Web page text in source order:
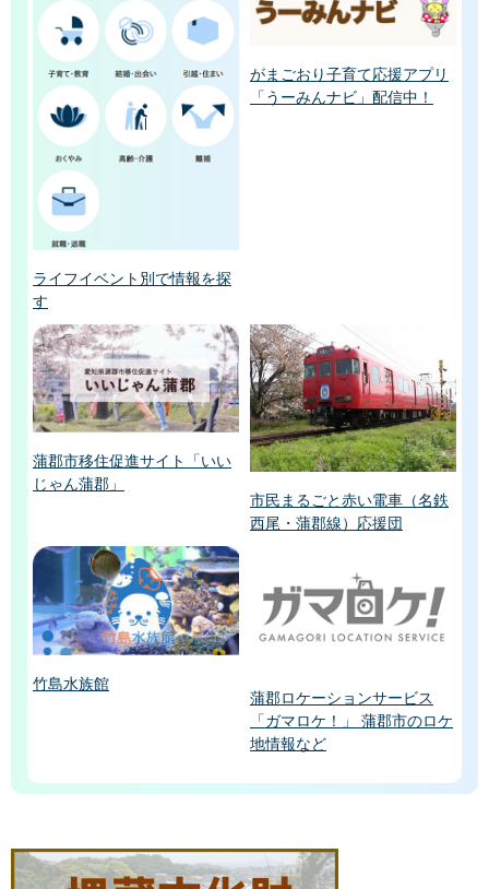
ライフイベント別で情報を探
す
がまごおり子育て応援アプリ
「うーみんナビ」配信中！
蒲郡市移住促進サイト「いい
じゃん蒲郡」
市民まるごと赤い電車（名鉄
西尾・蒲郡線）応援団
竹島水族館
蒲郡ロケーションサービス
「ガマロケ！」 蒲郡市のロケ
地情報など